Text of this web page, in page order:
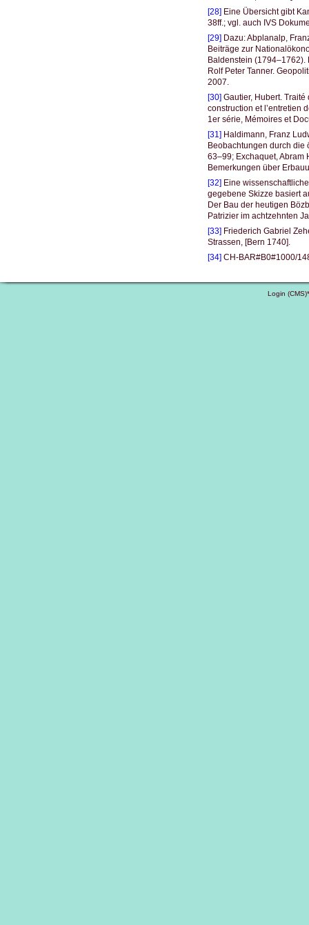
[28]Eine Übersicht gibt
38ff.; vgl. auch IVS
[29]Dazu: Abplanalp,
Beiträge zur
Baldenstein (1794–1762).
Rolf Peter Tanner.
2007.
[30]Gautier, Hubert. Traité
construction et l’entretien
1er série, Mémoires et
[31]Haldimann, Franz
Beobachtungen durch die
63–99; Exchaquet, Abram
Bemerkungen über
[32]Eine
gegebene Skizze basiert
Der Bau der heutigen
Patrizier im achtzehnten
[33]Friederich Gabriel
Strassen, [Bern 1740].
[34]CH-BAR#B0#1000/
Login (CMS)*